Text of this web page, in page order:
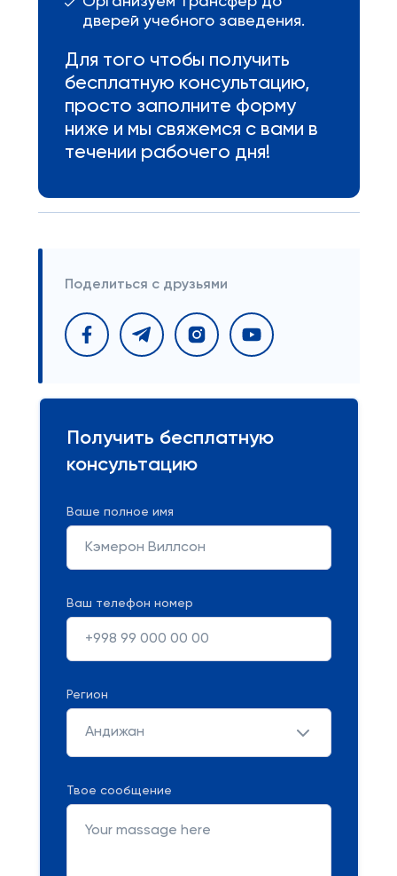
дверей учебного заведения.
Для того чтобы получить
бесплатную консультацию,
просто заполните форму
ниже и мы свяжемся с вами в
течении рабочего дня!
Поделиться с друзьями
Получить бесплатную
консультацию
Ваше полное имя
Ваш телефон номер
Регион
Андижан
Твое сообщение